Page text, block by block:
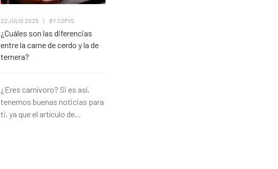
22 JULIO 2025 BY COPYS
¿Cuáles son las diferencias
entre la carne de cerdo y la de
ternera?
¿Eres carnívoro? Si es así,
tenemos buenas noticias para
ti, ya que el artículo de...